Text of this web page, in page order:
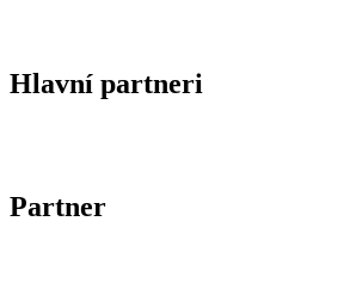
Hlavní partneri
Partner